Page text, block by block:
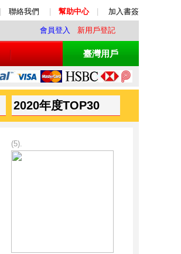
聯絡我們 幫助中心 加入書簽
會員登入 新用戶登記
臺灣用戶
2020年度TOP30
(5).